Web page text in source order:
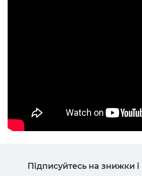
Підписуйтесь на знижки